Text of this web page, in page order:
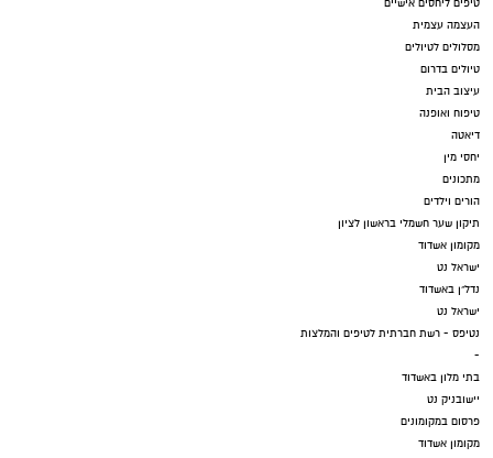
טיפים ליחסים אישיים
העצמה עצמית
מסלולים לטיולים
טיולים בדרום
עיצוב הבית
טיפוח ואופנה
דיאטה
יחסי מין
מתכונים
הורים וילדים
תיקון שער חשמלי בראשון לציון
מקומון אשדוד
ישראל נט
נדל"ן באשדוד
ישראל נט
נטיפס - רשת חברתית לטיפים והמלצות
-
בתי מלון באשדוד
יישובניק נט
פרסום במקומונים
מקומון אשדוד